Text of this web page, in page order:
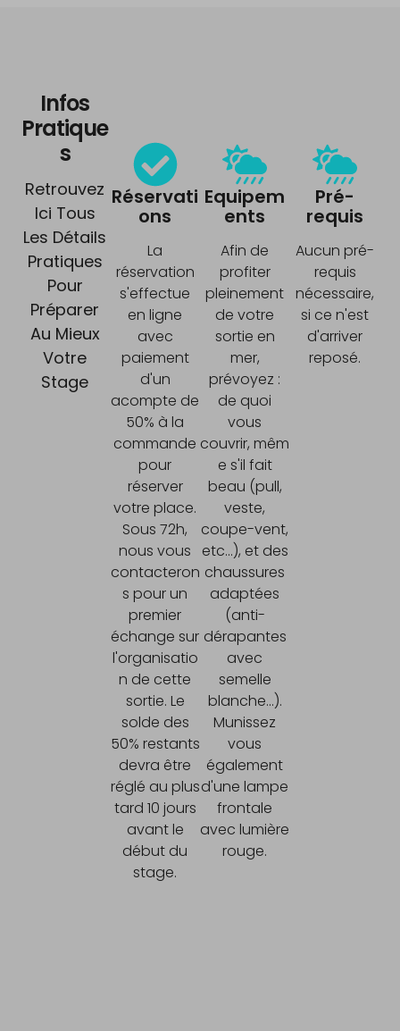
Infos
Pratique
S
Retrouvez
Ici Tous
Les Détails
Pratiques
Pour
Préparer
Au Mieux
Votre
Stage
Réservati
ons
La
réservation
s'effectue
en ligne
avec
paiement
d'un
acompte de
50% à la
commande
pour
réserver
votre place.
Sous 72h,
nous vous
contacteron
s pour un
premier
échange sur
l'organisatio
n de cette
sortie. Le
solde des
50% restants
devra être
réglé au plus
tard 10 jours
avant le
début du
stage.
Equipem
ents
Afin de
profiter
pleinement
de votre
sortie en
mer,
prévoyez :
de quoi
vous
couvrir, mêm
e s'il fait
beau (pull,
veste,
coupe-vent,
etc...), et des
chaussures
adaptées
(anti-
dérapantes
avec
semelle
blanche...).
Munissez
vous
également
d'une lampe
frontale
avec lumière
rouge.
Pré-
requis
Aucun pré-
requis
nécessaire,
si ce n'est
d'arriver
reposé.